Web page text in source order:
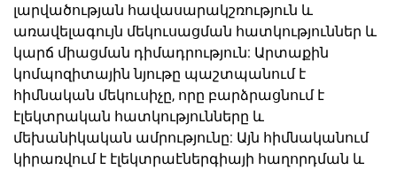
լարվածության հավասարակշռություն և
առավելագույն մեկուսացման հատկություններ և
կարճ միացման դիմադրություն: Արտաքին
կոմպոզիտային նյութը պաշտպանում է
հիմնական մեկուսիչը, որը բարձրացնում է
էլեկտրական հատկությունները և
մեխանիկական ամրությունը: Այն հիմնականում
կիրառվում է էլեկտրաէներգիայի հաղորդման և